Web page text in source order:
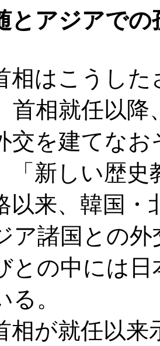
とアジアでの
はこうした
首相就任以
交を建てな
新しい歴史
以来、韓国
ア諸国との
との中には
。
が就任以来